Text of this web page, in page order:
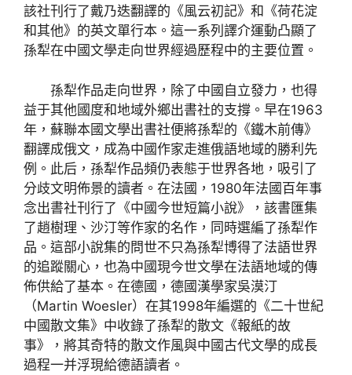
該社刊行了戴乃迭翻譯的《風云初記》和《荷花淀
和其他》的英文單行本。這一系列譯介運動凸顯了
孫犁在中國文學走向世界經過歷程中的主要位置。
孫犁作品走向世界，除了中國自立發力，也得
益于其他國度和地域外鄉出書社的支撐。早在1963
年，蘇聯本國文學出書社便將孫犁的《鐵木前傳》
翻譯成俄文，成為中國作家走進俄語地域的勝利先
例。此后，孫犁作品頻仍表態于世界各地，吸引了
分歧文明佈景的讀者。在法國，1980年法國百年事
念出書社刊行了《中國今世短篇小說》，該書匯集
了趙樹理、沙汀等作家的名作，同時選編了孫犁作
品。這部小說集的問世不只為孫犁博得了法語世界
的追蹤關心，也為中國現今世文學在法語地域的傳
佈供給了基本。在德國，德國漢學家吳漠汀
（Martin Woesler）在其1998年編選的《二十世紀
中國散文集》中收錄了孫犁的散文《報紙的故
事》，將其奇特的散文作風與中國古代文學的成長
過程一并浮現給德語讀者。